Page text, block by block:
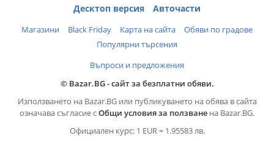
Десктоп версия
Авточасти
Магазини Black Friday Карта на сайта
Обяви по градове
Популярни търсения
Въпроси и предложения
© Bazar.BG - сайт за безплатни обяви.
Използването на Bazar.BG или публикуването на обява в сайта
означава съгласие сОбщи условия за ползване на Bazar.BG.
Официален курс: 1 EUR = 1.95583 лв.